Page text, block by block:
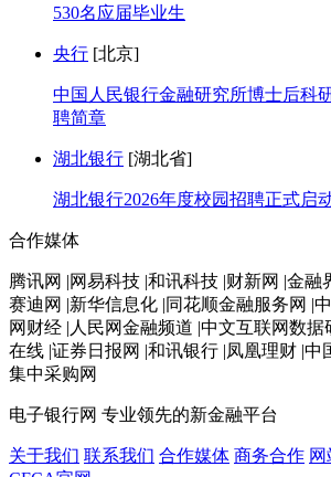
530名应届毕业生
央行 [北京]
中国人民银行金融研究所博士后科
聘简章
湖北银行 [湖北省]
湖北银行2026年度校园招聘正式启
合作媒体
腾讯网 |网易科技 |和讯科技 |财新网 |金融
赛迪网 |新华信息化 |同花顺金融服务网 |
网财经 |人民网金融频道 |中文互联网数据
在线 |证券日报网 |和讯银行 |凤凰理财 |中
集中采购网
电子银行网 专业领先的新金融平台
关于我们 联系我们 合作媒体 商务合作 网